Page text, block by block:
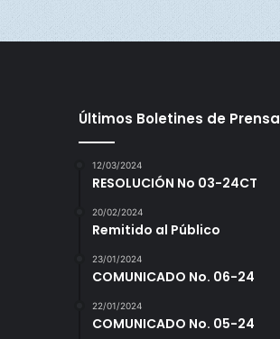
Últimos Boletines de Prensa
12/03/2024
RESOLUCIÓN No 03-24CT
20/02/2024
Remitido al Público
23/01/2024
COMUNICADO No. 06-24
22/01/2024
COMUNICADO No. 05-24